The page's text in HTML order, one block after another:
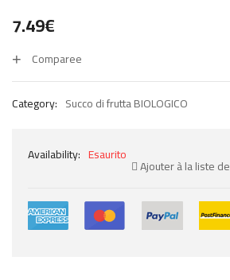
7.49€
Comparee
Category: Succo di frutta BIOLOGICO
Availability: Esaurito
Ajouter à la liste